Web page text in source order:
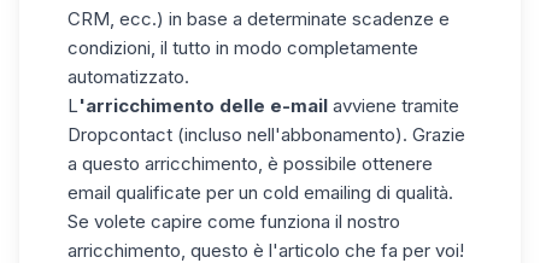
CRM, ecc.) in base a determinate scadenze e
condizioni, il tutto in modo completamente
automatizzato.
L'arricchimento delle e-mail avviene tramite
Dropcontact (incluso nell'abbonamento). Grazie
a questo arricchimento, è possibile ottenere
email qualificate per un cold emailing di qualità.
Se volete capire come funziona il nostro
arricchimento, questo è l'articolo che fa per voi!